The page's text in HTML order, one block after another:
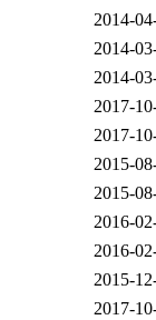
2014-
2014-
2014-
2017-
2017-
2015-
2015-
2016-
2016-
2015-
2017-